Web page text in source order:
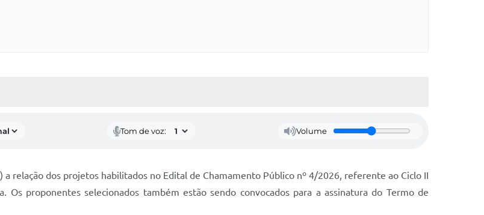
Tom de voz: Volume
relação dos projetos habilitados no Edital de Chamamento Público nº 4/2026, referente ao Ciclo II
proponentes selecionados também estão sendo convocados para a assinatura do Termo de